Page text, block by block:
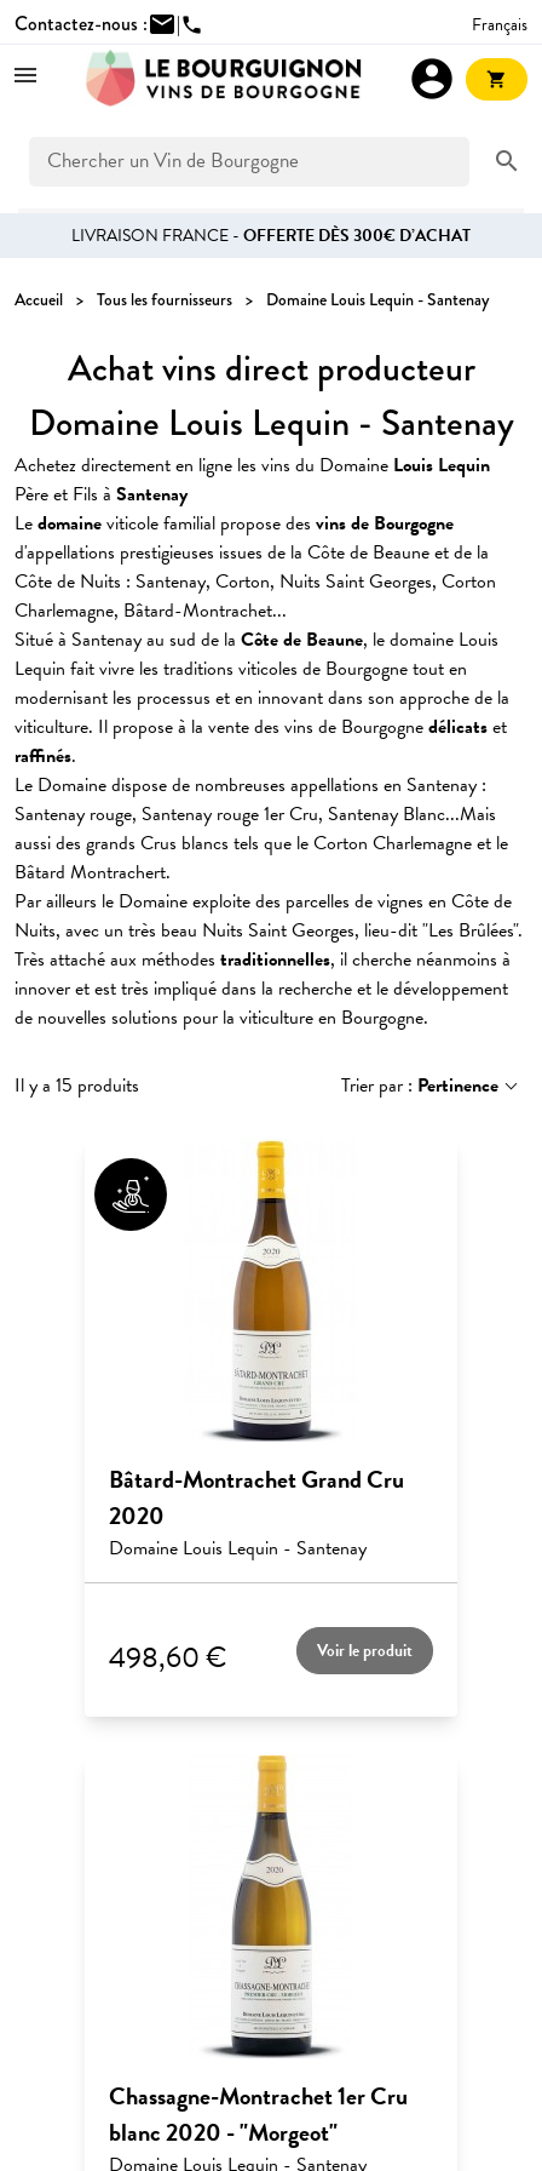
Contactez-nous :mail|phone Français
search
account_circle shopping_cart
LIVRAISON FRANCE -OFFERTE DÈS 300€ D’ACHAT
Accueil Tous les fournisseurs Domaine Louis Lequin - Santenay
Achat vins direct producteur
Domaine Louis Lequin - Santenay
Achetez directement en ligne les vins du Domaine Louis Lequin
Père et Fils à Santenay
Ledomaineviticole familial propose des vins de Bourgogne
d'appellations prestigieuses issues de la Côte de Beaune et de la
Côte de Nuits : Santenay, Corton, Nuits Saint Georges, Corton
Charlemagne, Bâtard-Montrachet...
Situé à Santenay au sud de la Côte de Beaune, le domaine Louis
Lequin fait vivre les traditions viticoles de Bourgogne tout en
modernisant les processus et en innovant dans son approche de la
viticulture. Il propose à la vente des vins de Bourgognedélicatset
raffinés.
Le Domaine dispose de nombreuses appellations en Santenay :
Santenay rouge, Santenay rouge 1er Cru, Santenay Blanc...Mais
aussi des grands Crus blancs tels que le Corton Charlemagne et le
Bâtard Montrachert.
Par ailleurs le Domaine exploite des parcelles de vignes en Côte de
Nuits, avec un très beau Nuits Saint Georges, lieu-dit "Les Brûlées".
Très attaché aux méthodes traditionnelles, il cherche néanmoins à
innover et est très impliqué dans la recherche et le développement
de nouvelles solutions pour la viticulture en Bourgogne.
Il y a 15 produits Trier par : Pertinence
Bâtard-Montrachet Grand Cru
2020
Domaine Louis Lequin - Santenay
498,60 € Voir le produit
Chassagne-Montrachet 1er Cru
blanc 2020 - "Morgeot"